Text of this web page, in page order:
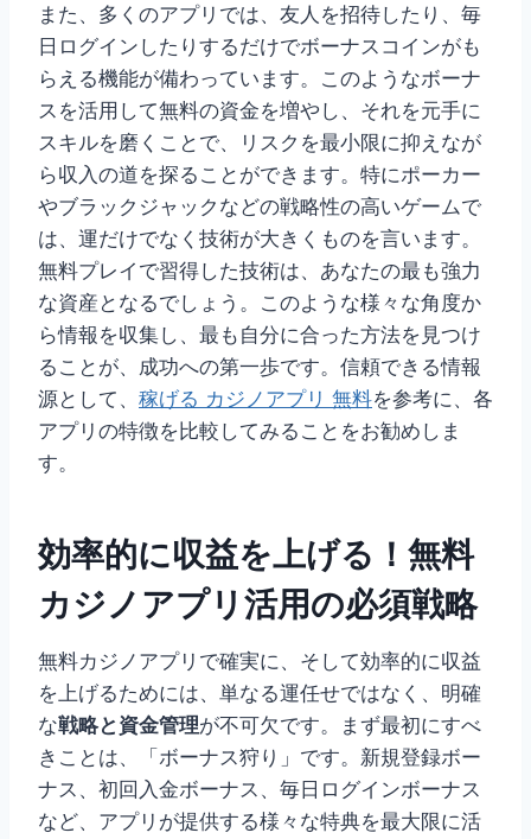
また、多くのアプリでは、友人を招待したり、毎
日ログインしたりするだけでボーナスコインがも
らえる機能が備わっています。このようなボーナ
スを活用して無料の資金を増やし、それを元手に
スキルを磨くことで、リスクを最小限に抑えなが
ら収入の道を探ることができます。特にポーカー
やブラックジャックなどの戦略性の高いゲームで
は、運だけでなく技術が大きくものを言います。
無料プレイで習得した技術は、あなたの最も強力
な資産となるでしょう。このような様々な角度か
ら情報を収集し、最も自分に合った方法を見つけ
ることが、成功への第一歩です。信頼できる情報
源として、 稼げる カジノアプリ 無料を参考に、各
アプリの特徴を比較してみることをお勧めしま
す。
効率的に収益を上げる！無料
カジノアプリ活用の必須戦略
無料カジノアプリで確実に、そして効率的に収益
を上げるためには、単なる運任せではなく、明確
な戦略と資金管理が不可欠です。まず最初にすべ
きことは、「ボーナス狩り」です。新規登録ボー
ナス、初回入金ボーナス、毎日ログインボーナス
など、アプリが提供する様々な特典を最大限に活